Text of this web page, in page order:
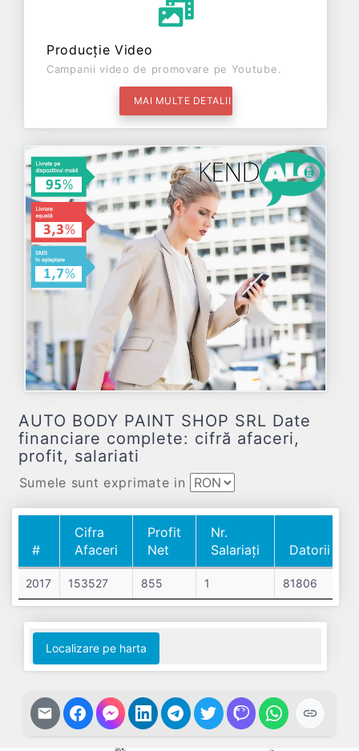
Producție Video
Campanii video de promovare pe Youtube.
MAI MULTE DETALII
AUTO BODY PAINT SHOP SRL Date
financiare complete: cifră afaceri,
profit, salariati
Sumele sunt exprimate in
#
Cifra
Afaceri
Profit
Net
Nr.
Salariați
Datorii
#
Cifra
Afaceri
Profit
Net
Salariați
Datorii
2017 153527 855 1 81806
Localizare pe harta